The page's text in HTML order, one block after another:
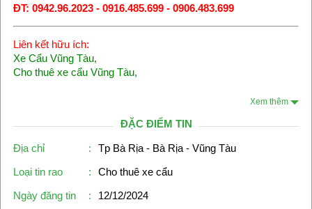
ĐT: 0942.96.2023 - 0916.485.699 - 0906.483.699
Liên kết hữu ích:
Xe Cẩu Vũng Tàu,
Cho thuê xe cẩu Vũng Tàu,
Xem thêm
ĐẶC ĐIỂM TIN
Địa chỉ :
Tp Bà Rịa - Bà Rịa - Vũng Tàu
Loại tin rao
:
Cho thuê xe cẩu
Ngày đăng tin
: 12/12/2024